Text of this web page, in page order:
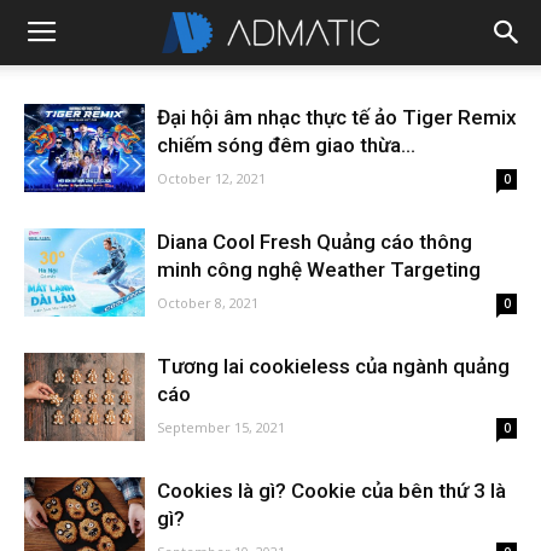
Đại hội âm nhạc thực tế ảo Tiger Remix
chiếm sóng đêm giao thừa...
October 12, 2021 0
Diana Cool Fresh Quảng cáo thông
minh công nghệ Weather Targeting
October 8, 2021 0
Tương lai cookieless của ngành quảng
cáo
September 15, 2021 0
Cookies là gì? Cookie của bên thứ 3 là
gì?